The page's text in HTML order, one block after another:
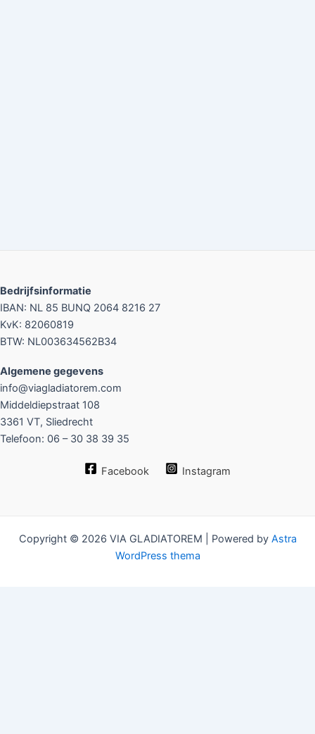
Bedrijfsinformatie
IBAN: NL 85 BUNQ 2064 8216 27
KvK: 82060819
BTW: NL003634562B34
Algemene gegevens
info@viagladiatorem.com
Middeldiepstraat 108
3361 VT, Sliedrecht
Telefoon: 06 – 30 38 39 35
Facebook Instagram
Copyright © 2026 VIA GLADIATOREM | Powered by Astra
WordPress thema